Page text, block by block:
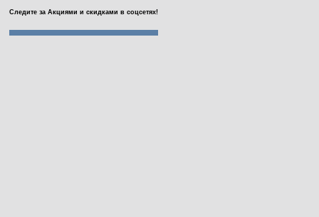
Следите за Акциями и скидками в соцсетях!